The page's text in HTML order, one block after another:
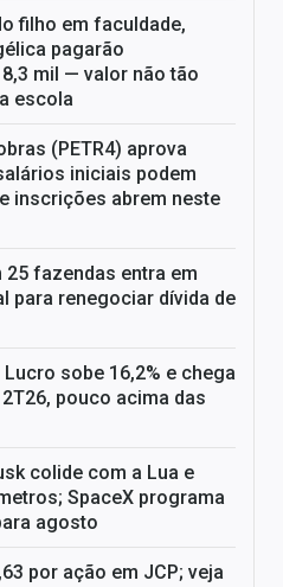
filho em faculdade,
pagarão
mil — valor não tão
escola
(PETR4) aprova
iniciais podem
inscrições abrem neste
fazendas entra em
para renegociar dívida de
sobe 16,2% e chega
pouco acima das
colide com a Lua e
SpaceX programa
agosto
por ação em JCP; veja